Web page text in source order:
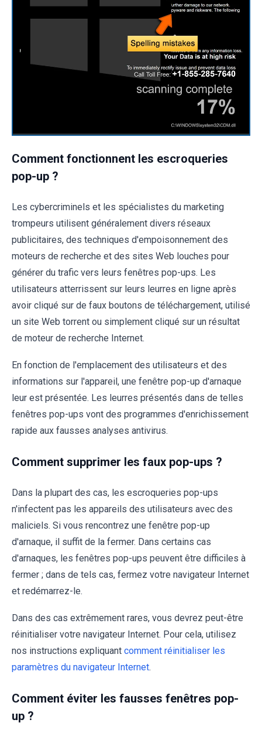
Comment fonctionnent les escroqueries
pop-up ?
Les cybercriminels et les spécialistes du marketing
trompeurs utilisent généralement divers réseaux
publicitaires, des techniques d'empoisonnement des
moteurs de recherche et des sites Web louches pour
générer du trafic vers leurs fenêtres pop-ups. Les
utilisateurs atterrissent sur leurs leurres en ligne après
avoir cliqué sur de faux boutons de téléchargement, utilisé
un site Web torrent ou simplement cliqué sur un résultat
de moteur de recherche Internet.
En fonction de l'emplacement des utilisateurs et des
informations sur l'appareil, une fenêtre pop-up d'arnaque
leur est présentée. Les leurres présentés dans de telles
fenêtres pop-ups vont des programmes d'enrichissement
rapide aux fausses analyses antivirus.
Comment supprimer les faux pop-ups ?
Dans la plupart des cas, les escroqueries pop-ups
n'infectent pas les appareils des utilisateurs avec des
maliciels. Si vous rencontrez une fenêtre pop-up
d'arnaque, il suffit de la fermer. Dans certains cas
d'arnaques, les fenêtres pop-ups peuvent être difficiles à
fermer ; dans de tels cas, fermez votre navigateur Internet
et redémarrez-le.
Dans des cas extrêmement rares, vous devrez peut-être
réinitialiser votre navigateur Internet. Pour cela, utilisez
nos instructions expliquant comment réinitialiser les
paramètres du navigateur Internet.
Comment éviter les fausses fenêtres pop-
up ?